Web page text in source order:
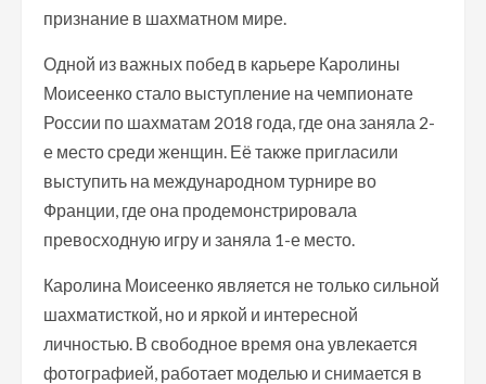
признание в шахматном мире.
Одной из важных побед в карьере Каролины
Моисеенко стало выступление на чемпионате
России по шахматам 2018 года, где она заняла 2-
е место среди женщин. Её также пригласили
выступить на международном турнире во
Франции, где она продемонстрировала
превосходную игру и заняла 1-е место.
Каролина Моисеенко является не только сильной
шахматисткой, но и яркой и интересной
личностью. В свободное время она увлекается
фотографией, работает моделью и снимается в